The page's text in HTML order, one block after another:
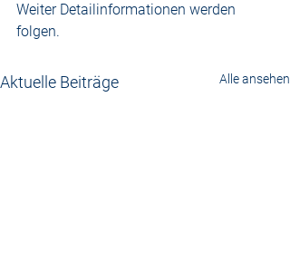
Weiter Detailinformationen werden
folgen.
Aktuelle Beiträge Alle ansehen